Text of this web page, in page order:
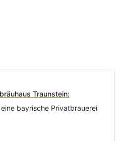
Traunstein:
bayrische Privatbrauerei